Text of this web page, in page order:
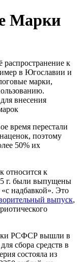
Марки
распространение к
в Югославии и
марки,
внесения
время перестали
поэтому
50% их
относится к
г. были выпущены
надбавкой». Это
выпуск,
РСФСР вышли в
сбора средств в
состояла из